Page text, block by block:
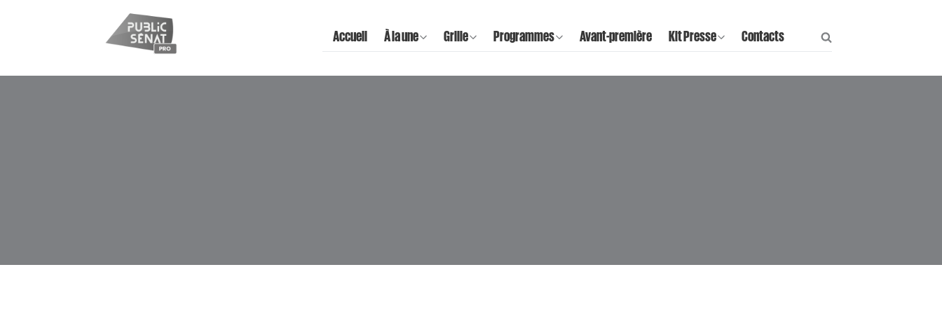
Accueil À la une Grille Programmes Avant-première Kit Presse Contacts